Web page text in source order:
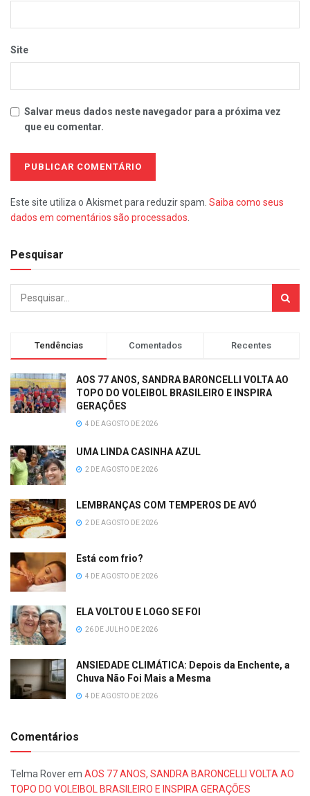
Site
Salvar meus dados neste navegador para a próxima vez
que eu comentar.
Este site utiliza o Akismet para reduzir spam. Saiba como seus
dados em comentários são processados
Pesquisar
Tendências Comentados Recentes
AOS 77 ANOS, SANDRA BARONCELLI VOLTA AO
TOPO DO VOLEIBOL BRASILEIRO E INSPIRA
GERAÇÕES
4 DE AGOSTO DE 2026
UMA LINDA CASINHA AZUL
2 DE AGOSTO DE 2026
LEMBRANÇAS COM TEMPEROS DE AVÓ
2 DE AGOSTO DE 2026
Está com frio?
4 DE AGOSTO DE 2026
ELA VOLTOU E LOGO SE FOI
26 DE JULHO DE 2026
ANSIEDADE CLIMÁTICA: Depois da Enchente, a
Chuva Não Foi Mais a Mesma
4 DE AGOSTO DE 2026
Comentários
Telma Roverem AOS 77 ANOS, SANDRA BARONCELLI VOLTA AO
TOPO DO VOLEIBOL BRASILEIRO E INSPIRA GERAÇÕES